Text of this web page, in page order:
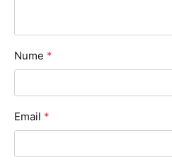
Nume *
Email *